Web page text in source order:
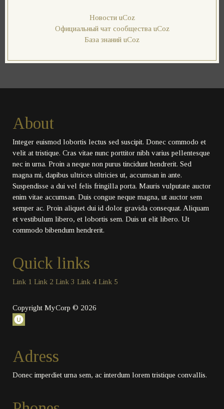
Новости uCoz
Официальный чат сообщества uCoz
База знаний uCoz
About
Integer euismod lobortis lectus sed suscipit. Donec commodo et
velit at tristique. Cras vitae nunc porttitor nibh varius pellentesque
nec in urna. Proin a neque non purus tincidunt hendrerit. Sed
magna mi, dapibus ultrices ultricies ut, accumsan in ante.
Suspendisse a dui vel felis fringilla porta. Mauris vulputate auctor
enim vitae accumsan. Duis congue neque magna, ut auctor sem
semper ac. Proin aliquet dui id dolor gravida consequat. Aliquam
et vestibulum libero, et lobortis sem. Duis ut elit libero. Ut
commodo bibendum hendrerit.
Quick links
Link 1 Link 2 Link 3 Link 4 Link 5
Copyright MyCorp © 2026
Adress
Donec imperdiet urna sem, ac interdum lorem tristique convallis.